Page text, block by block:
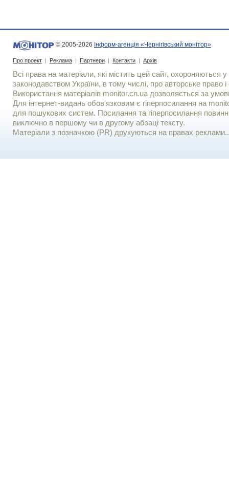
© 2005-2026 Інформ-агенція «Чернігівський монітор»
Про проект | Реклама | Партнери | Контакти | Архів
Всі права на матеріали, які містить цей сайт, охороняються у
законодавством України, в тому числі, про авторське право і
Використання матерiалiв monitor.cn.ua дозволяється за
Для iнтернет-видань обов'язковим є гiперпосилання на
для пошукових систем. Посилання та гіперпосилання
виключно в першому чи в другому абзаці тексту.
Матеріали з позначкою (PR) друкуються на правах реклами..